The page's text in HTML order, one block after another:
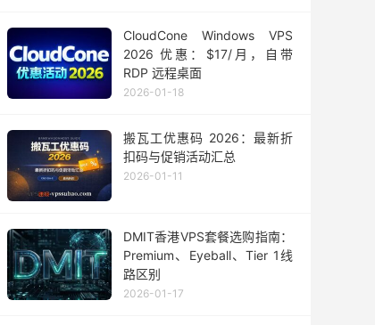
CloudCone Windows VPS
2026 优惠：$17/月，自带
RDP 远程桌面
2026-01-18
搬瓦工优惠码 2026：最新折
扣码与促销活动汇总
2026-01-11
DMIT香港VPS套餐选购指南：
Premium、Eyeball、Tier 1线
路区别
2026-01-17